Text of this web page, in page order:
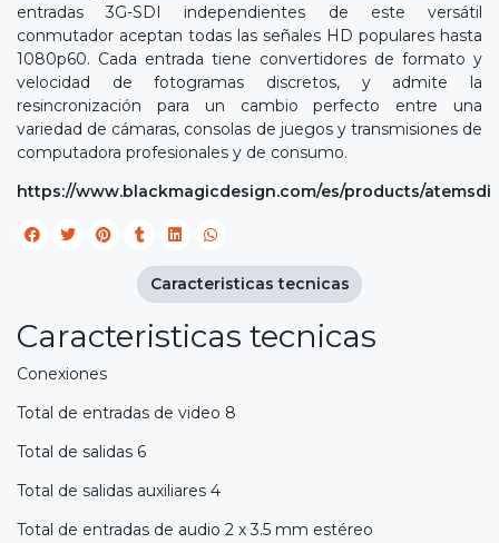
entradas 3G-SDI independientes de este versátil
conmutador aceptan todas las señales HD populares hasta
1080p60. Cada entrada tiene convertidores de formato y
velocidad de fotogramas discretos, y admite la
resincronización para un cambio perfecto entre una
variedad de cámaras, consolas de juegos y transmisiones de
computadora profesionales y de consumo.
https://www.blackmagicdesign.com/es/products/atemsdi
Caracteristicas tecnicas
Conexiones
Total de entradas de video 8
Total de salidas 6
Total de salidas auxiliares 4
Total de entradas de audio 2 x 3.5 mm estéreo
Caracteristicas tecnicas